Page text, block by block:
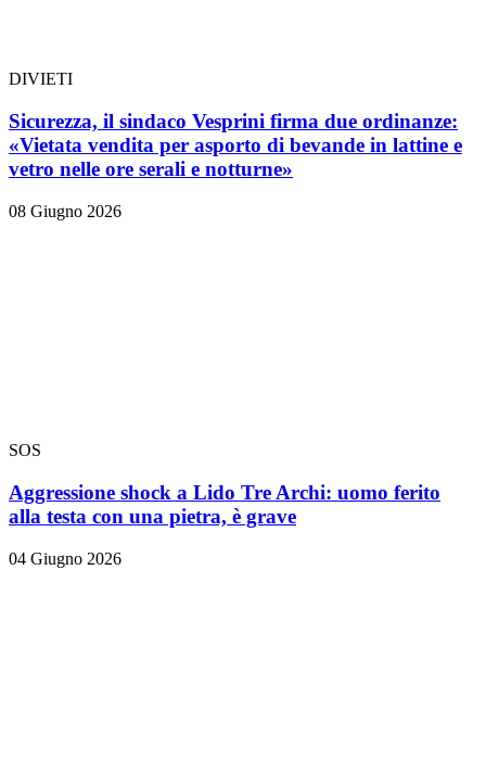
DIVIETI
Sicurezza, il sindaco Vesprini firma due ordinanze:
«Vietata vendita per asporto di bevande in lattine e
vetro nelle ore serali e notturne»
08 Giugno 2026
SOS
Aggressione shock a Lido Tre Archi: uomo ferito
alla testa con una pietra, è grave
04 Giugno 2026